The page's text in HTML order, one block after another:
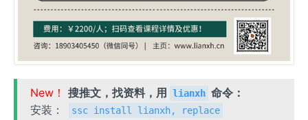
New！ 搜推文，找资料，用 lianxh 命令：
安装：
ssc install lianxh, replace